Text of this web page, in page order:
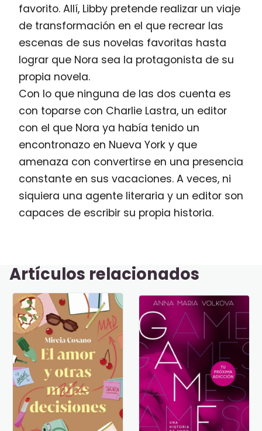
favorito. Allí, Libby pretende realizar un viaje
de transformación en el que recrear las
escenas de sus novelas favoritas hasta
lograr que Nora sea la protagonista de su
propia novela.
Con lo que ninguna de las dos cuenta es
con toparse con Charlie Lastra, un editor
con el que Nora ya había tenido un
encontronazo en Nueva York y que
amenaza con convertirse en una presencia
constante en sus vacaciones. A veces, ni
siquiera una agente literaria y un editor son
capaces de escribir su propia historia.
Artículos relacionados